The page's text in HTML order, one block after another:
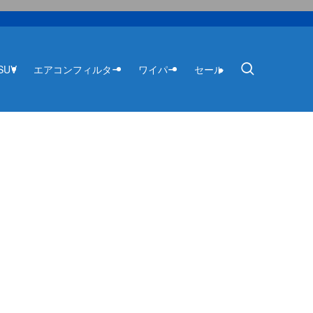
エアコンフィルター ワイパー セール